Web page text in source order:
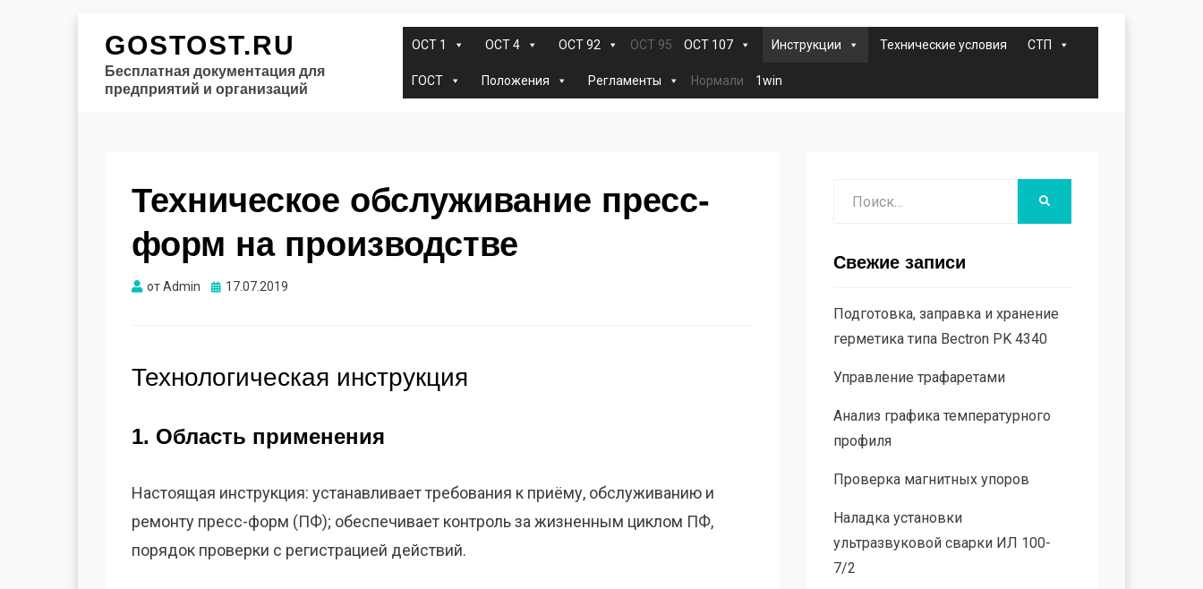
GOSTOST.RU
Бесплатная документация для
предприятий и организаций
ОСТ 1 ОСТ 4 ОСТ 92 ОСТ 95 ОСТ 107 Инструкции Технические условия СТП
ГОСТ Положения Регламенты Нормали 1win
Техническое обслуживание пресс-
форм на производстве
отAdmin Опубликовано
17.07.2019
Технологическая инструкция
1. Область применения
Настоящая инструкция: устанавливает требования к приёму, обслуживанию и
ремонту пресс-форм (ПФ); обеспечивает контроль за жизненным циклом ПФ,
порядок проверки с регистрацией действий.
Свежие записи
Подготовка, заправка и хранение
герметика типа Bectron PK 4340
Управление трафаретами
Анализ графика температурного
профиля
Проверка магнитных упоров
Наладка установки
ультразвуковой сварки ИЛ 100-
7/2